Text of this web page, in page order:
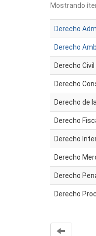
Mostrando
Derecho
Derecho
Derecho Civil
Derecho
Derecho de
Derecho
Derecho
Derecho
Derecho
Derecho